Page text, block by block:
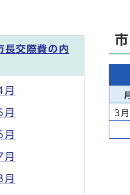
3
長交際費の内
月
月
月
月
月